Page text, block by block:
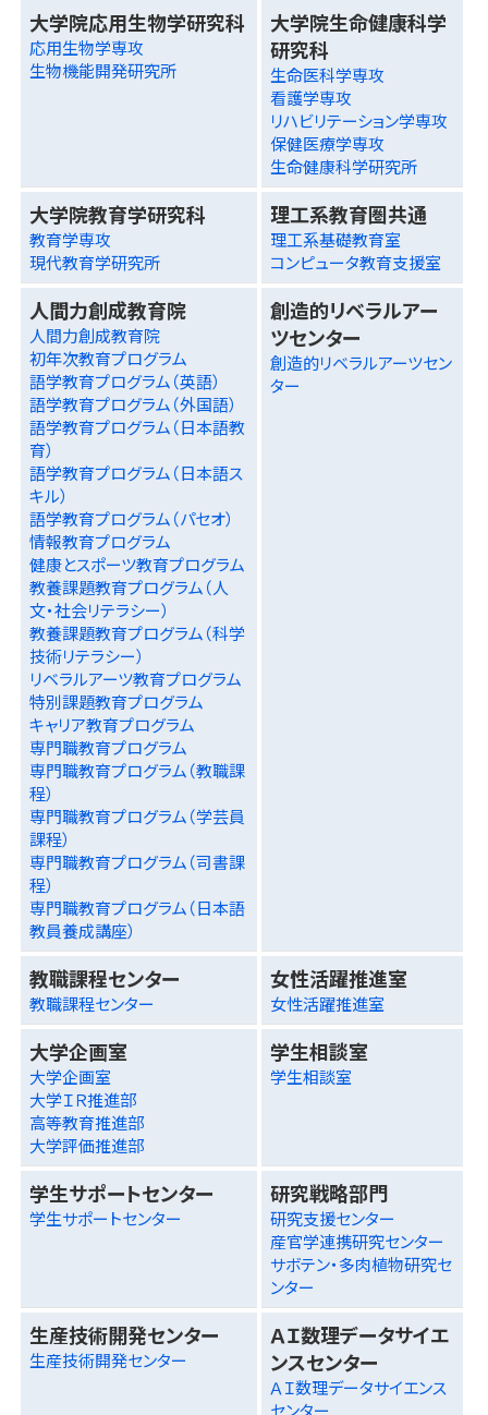
大学院応用生物学研究科
応用生物学専攻
生物機能開発研究所
大学院生命健康科学
研究科
生命医科学専攻
看護学専攻
リハビリテーション学専攻
保健医療学専攻
生命健康科学研究所
大学院教育学研究科
教育学専攻
現代教育学研究所
理工系教育圏共通
理工系基礎教育室
コンピュータ教育支援室
人間力創成教育院
人間力創成教育院
初年次教育プログラム
語学教育プログラム（英語）
語学教育プログラム（外国語）
語学教育プログラム（日本語教
育）
語学教育プログラム（日本語ス
キル）
語学教育プログラム（パセオ）
情報教育プログラム
健康とスポーツ教育プログラム
教養課題教育プログラム（人
文・社会リテラシー）
教養課題教育プログラム（科学
技術リテラシー）
リベラルアーツ教育プログラム
特別課題教育プログラム
キャリア教育プログラム
専門職教育プログラム
専門職教育プログラム（教職課
程）
専門職教育プログラム（学芸員
課程）
専門職教育プログラム（司書課
程）
専門職教育プログラム（日本語
教員養成講座）
創造的リベラルアー
ツセンター
創造的リベラルアーツセン
ター
教職課程センター
教職課程センター
女性活躍推進室
女性活躍推進室
大学企画室
大学企画室
大学ＩＲ推進部
高等教育推進部
大学評価推進部
学生相談室
学生相談室
学生サポートセンター
学生サポートセンター
研究戦略部門
研究支援センター
産官学連携研究センター
サボテン・多肉植物研究セ
ンター
生産技術開発センター
生産技術開発センター
ＡＩ数理データサイエ
ンスセンター
ＡＩ数理データサイエンス
センター